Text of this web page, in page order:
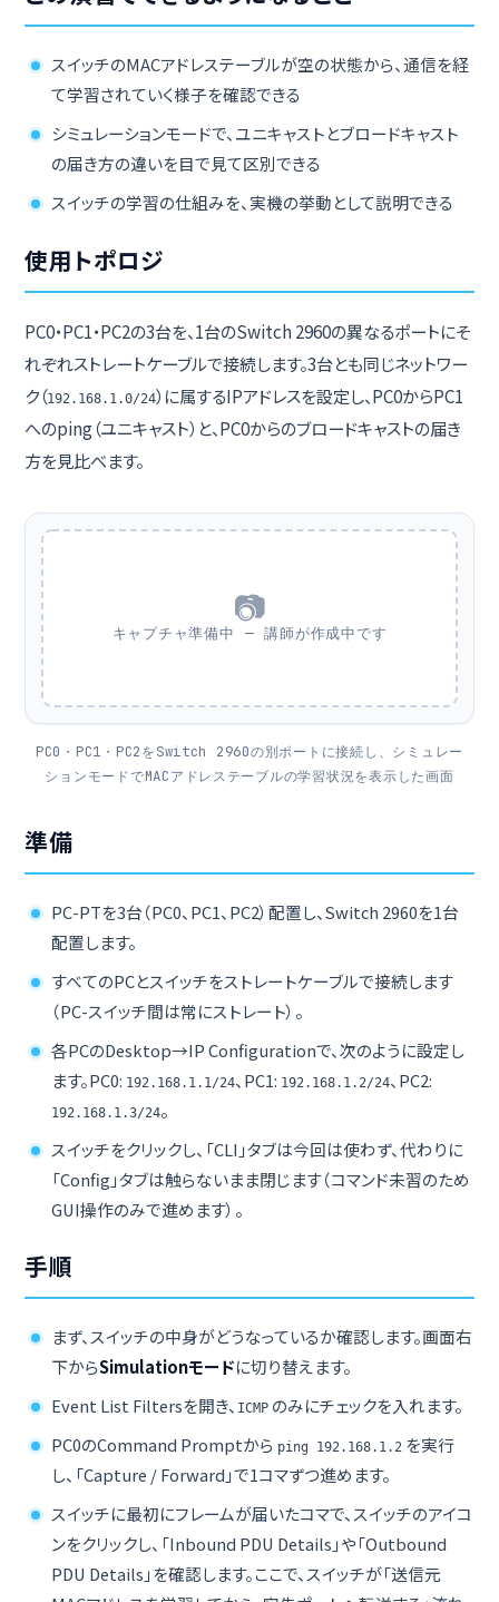
スイッチのMACアドレステーブルが空の状態から、通信を経
て学習されていく様子を確認できる
シミュレーションモードで、ユニキャストとブロードキャスト
の届き方の違いを目で見て区別できる
スイッチの学習の仕組みを、実機の挙動として説明できる
使用トポロジ
PC0・PC1・PC2の3台を、1台のSwitch 2960の異なるポートにそ
れぞれストレートケーブルで接続します。3台とも同じネットワー
ク（192.168.1.0/24）に属するIPアドレスを設定し、PC0からPC1
へのping（ユニキャスト）と、PC0からのブロードキャストの届き
方を見比べます。
📷
キャプチャ準備中 — 講師が作成中です
PC0・PC1・PC2をSwitch 2960の別ポートに接続し、シミュレー
ションモードでMACアドレステーブルの学習状況を表示した画面
準備
PC-PTを3台（PC0、PC1、PC2）配置し、Switch 2960を1台
配置します。
すべてのPCとスイッチをストレートケーブルで接続します
（PC-スイッチ間は常にストレート）。
各PCのDesktop→IP Configurationで、次のように設定し
ます。PC0: 192.168.1.1/24、PC1: 192.168.1.2/24、PC2:
192.168.1.3/24。
スイッチをクリックし、「CLI」タブは今回は使わず、代わりに
「Config」タブは触らないまま閉じます（コマンド未習のため
GUI操作のみで進めます）。
手順
まず、スイッチの中身がどうなっているか確認します。画面右
下からSimulationモードに切り替えます。
Event List Filtersを開き、 ICMP のみにチェックを入れます。
PC0のCommand Promptから ping 192.168.1.2 を実行
し、「Capture / Forward」で1コマずつ進めます。
スイッチに最初にフレームが届いたコマで、スイッチのアイコ
ンをクリックし、「Inbound PDU Details」や「Outbound
PDU Details」を確認します。ここで、スイッチが「送信元